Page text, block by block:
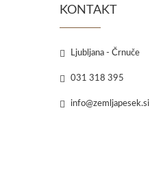
KONTAKT
Ljubljana - Črnuče
031 318 395
info@zemljapesek.si